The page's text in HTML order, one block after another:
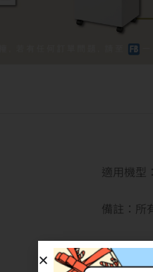
適用機型
備註：所